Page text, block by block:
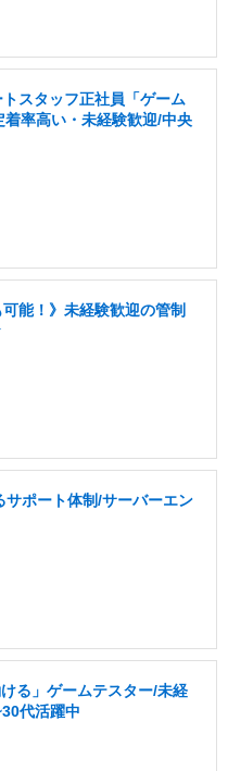
スタッフ正社員「ゲーム
率高い・未経験歓迎/中央
能！》未経験歓迎の管制
ポート体制/サーバーエン
る」ゲームテスター/未経
代活躍中